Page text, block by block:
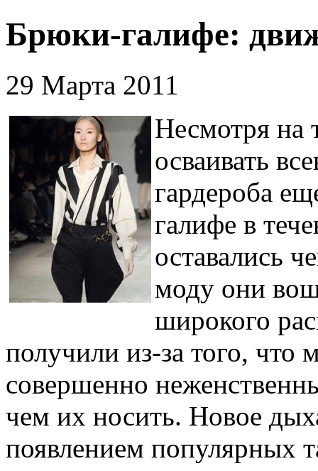
Брюки-галифе:
29 Марта 2011
Несмотря на
осваивать
гардероба
галифе в
оставались
моду они
широкого
получили из-за того, что
совершенно
чем их носить. Новое
появлением популярных